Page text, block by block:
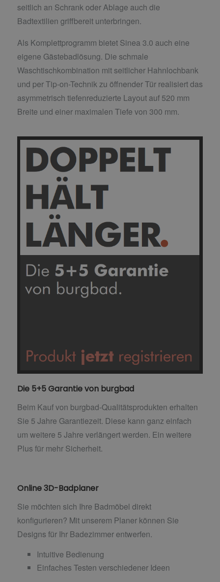
seitlich an Schrank oder Ablage auch die
Badtextilien griffbereit unterbringen.
Als Komplettprogramm bietet Sinea 3.0 auch eine
eigene Gästebadlösung. Die schmale
Waschtischkombination mit seitlicher Hahnlochbank
und per Tip-on-Technik zu öffnender Tür realisiert das
asymmetrisch tiefenreduzierte Layout auf 520 mm
Breite und einer maximalen Tiefe von 300 mm.
Die 5+5 Garantie von burgbad
Beim Kauf von burgbad-Qualitätsprodukten erhalten
Sie 5 Jahre Garantiezeit. Diese kann ganz einfach
um weitere 5 Jahre verlängert werden. Ein weitere
Plus für mehr Sicherheit.
Online 3D-Badplaner
Sie möchten sich Ihre Badmöbel direkt
konfigurieren? Mit unserem Planer können Sie
Designs für Ihr Badezimmer entwerfen.
Intuitive Bedienung
Einfaches Testen verschiedener Ideen